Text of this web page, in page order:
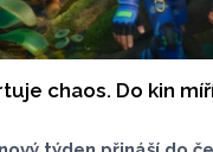
chaos. Do kin